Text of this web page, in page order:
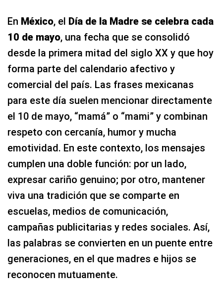
En México, el Día de la Madre se celebra cada
10 de mayo, una fecha que se consolidó
desde la primera mitad del siglo XX y que hoy
forma parte del calendario afectivo y
comercial del país. Las frases mexicanas
para este día suelen mencionar directamente
el 10 de mayo, “mamá” o “mami” y combinan
respeto con cercanía, humor y mucha
emotividad. En este contexto, los mensajes
cumplen una doble función: por un lado,
expresar cariño genuino; por otro, mantener
viva una tradición que se comparte en
escuelas, medios de comunicación,
campañas publicitarias y redes sociales. Así,
las palabras se convierten en un puente entre
generaciones, en el que madres e hijos se
reconocen mutuamente.